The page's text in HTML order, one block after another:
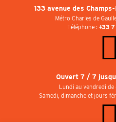
133 avenue des
Métro Charles de
Téléphone : +33
Ouvert 7 / 7
Lundi au vendredi
Samedi, dimanche et jours